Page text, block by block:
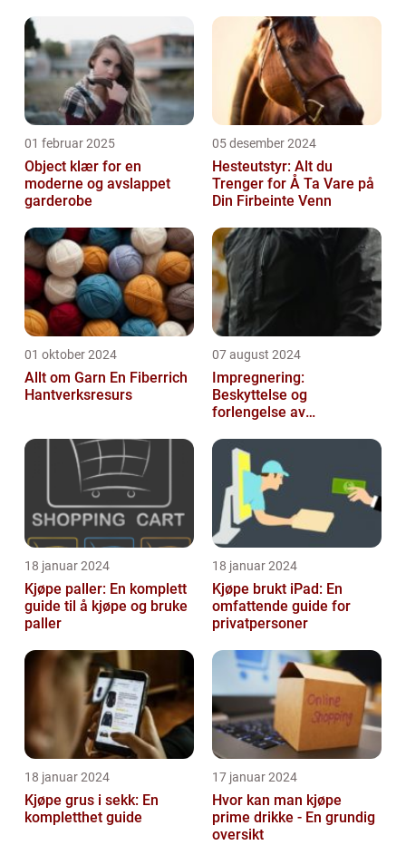
01 februar 2025
Object klær for en
moderne og avslappet
garderobe
05 desember 2024
Hesteutstyr: Alt du
Trenger for Å Ta Vare på
Din Firbeinte Venn
01 oktober 2024
Allt om Garn En Fiberrich
Hantverksresurs
07 august 2024
Impregnering:
Beskyttelse og
forlengelse av
18 januar 2024
Kjøpe paller: En komplett
guide til å kjøpe og bruke
paller
18 januar 2024
Kjøpe brukt iPad: En
omfattende guide for
privatpersoner
18 januar 2024
Kjøpe grus i sekk: En
kompletthet guide
17 januar 2024
Hvor kan man kjøpe
prime drikke - En grundig
oversikt